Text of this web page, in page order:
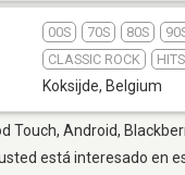
00S 70S 80S
CLASSIC ROCK
HITS
Koksijde, Belgium
Touch, Android,
está interesado en